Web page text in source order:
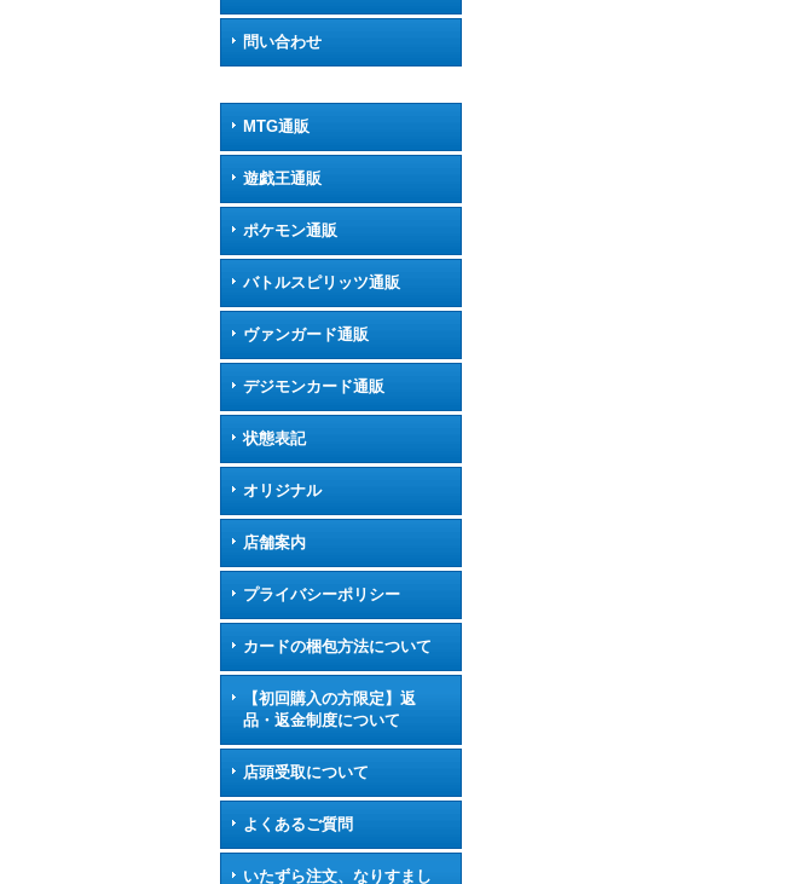
問い合わせ
MTG通販
遊戯王通販
ポケモン通販
バトルスピリッツ通販
ヴァンガード通販
デジモンカード通販
状態表記
オリジナル
店舗案内
プライバシーポリシー
カードの梱包方法について
【初回購入の方限定】返
品・返金制度について
店頭受取について
よくあるご質問
いたずら注文、なりすまし